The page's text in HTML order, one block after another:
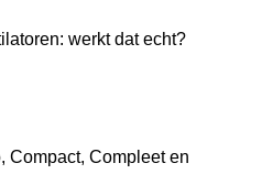
werkt dat echt?
Compact, Compleet en